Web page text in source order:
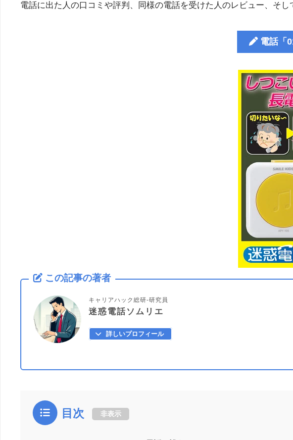
電話に出た人の口コミや評判、同様の電話を受けた人のレビュー、そし
電話「
この記事の著者
キャリアハック総研-研究員
迷惑電話ソムリエ
詳しいプロフィール
目次 非表示